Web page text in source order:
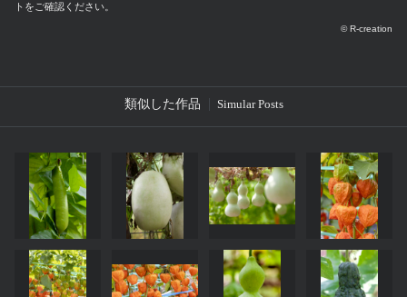
トをご確認ください。
© R-creation
類似した作品 Simular Posts